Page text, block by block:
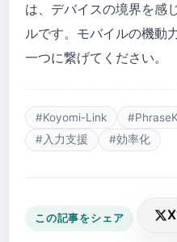
は、デバイスの境界を感
ルです。モバイルの機動
一つに繋げてください。
#Koyomi-Link
#入力支援
#効率化
この記事をシェア